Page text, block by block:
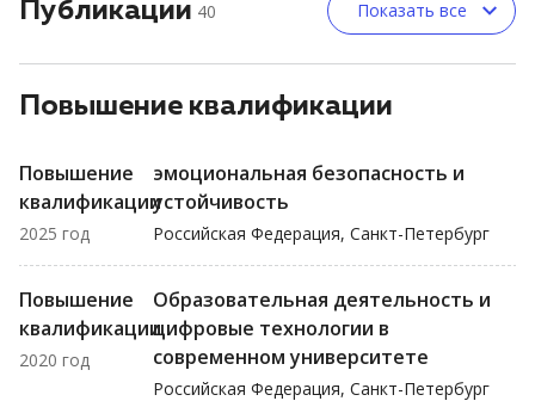
Публикации 40 Показать все
Повышение квалификации
Повышение
квалификации
2025 год
эмоциональная безопасность и
устойчивость
Российская Федерация, Санкт-Петербург
Повышение
квалификации
2020 год
Образовательная деятельность и
цифровые технологии в
современном университете
Российская Федерация, Санкт-Петербург